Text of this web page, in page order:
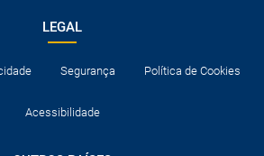
LEGAL
Segurança Política de Cookies
Acessibilidade